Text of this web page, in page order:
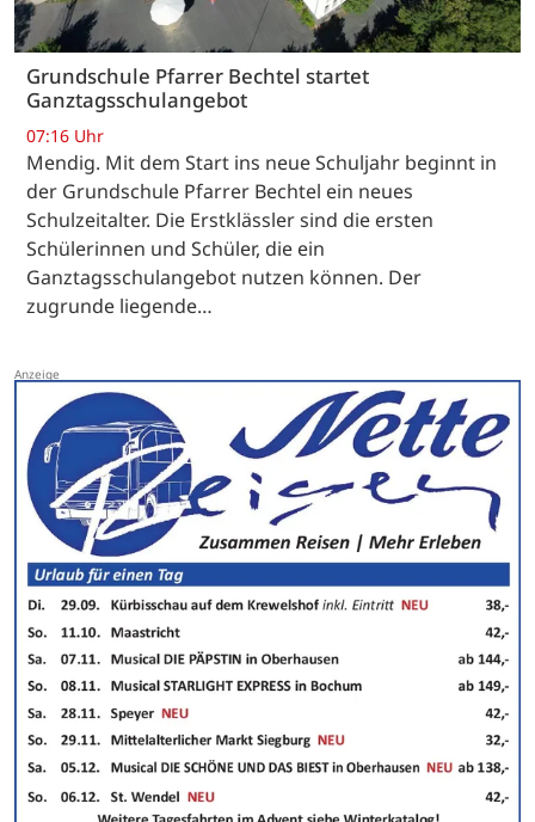
Grundschule Pfarrer Bechtel startet
Ganztagsschulangebot
07:16 Uhr
Mendig. Mit dem Start ins neue Schuljahr beginnt in
der Grundschule Pfarrer Bechtel ein neues
Schulzeitalter. Die Erstklässler sind die ersten
Schülerinnen und Schüler, die ein
Ganztagsschulangebot nutzen können. Der
zugrunde liegende…